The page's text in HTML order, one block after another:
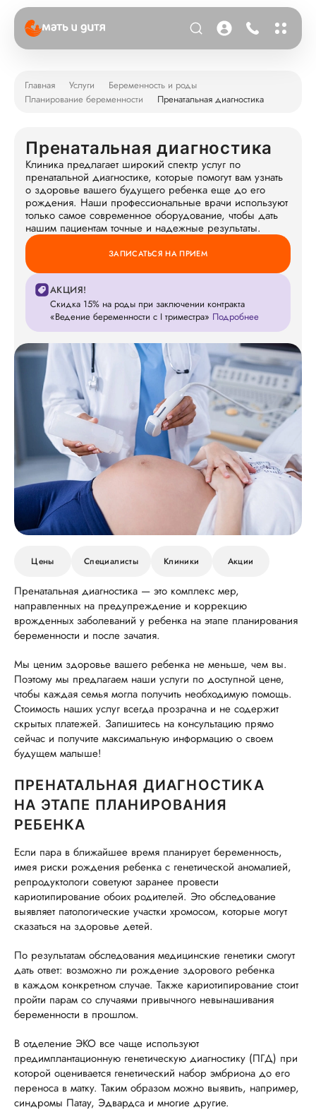
Главная Услуги
Беременность и роды
Планирование беременности
Пренатальная диагностика
Пренатальная диагностика
Клиника предлагает широкий спектр услуг по
пренатальной диагностике, которые помогут вам узнать
о здоровье вашего будущего ребенка еще до его
рождения. Наши профессиональные врачи используют
только самое современное оборудование, чтобы дать
нашим пациентам точные и надежные результаты.
ЗАПИСАТЬСЯ НА ПРИЕМ
АКЦИЯ!
Скидка 15% на роды при заключении контракта
«Ведение беременности с I триместра» Подробнее
Цены Специалисты Клиники Акции
Пренатальная диагностика — это комплекс мер,
направленных на предупреждение и коррекцию
врожденных заболеваний у ребенка на этапе планирования
беременности и после зачатия.
Мы ценим здоровье вашего ребенка не меньше, чем вы.
Поэтому мы предлагаем наши услуги по доступной цене,
чтобы каждая семья могла получить необходимую помощь.
Стоимость наших услуг всегда прозрачна и не содержит
скрытых платежей. Запишитесь на консультацию прямо
сейчас и получите максимальную информацию о своем
будущем малыше!
ПРЕНАТАЛЬНАЯ ДИАГНОСТИКА
НА ЭТАПЕ ПЛАНИРОВАНИЯ
РЕБЕНКА
Если пара в ближайшее время планирует беременность,
имея риски рождения ребенка с генетической аномалией,
репродуктологи советуют заранее провести
кариотипирование обоих родителей. Это обследование
выявляет патологические участки хромосом, которые могут
сказаться на здоровье детей.
По результатам обследования медицинские генетики смогут
дать ответ: возможно ли рождение здорового ребенка
в каждом конкретном случае. Также кариотипирование стоит
пройти парам со случаями привычного невынашивания
беременности в прошлом.
В отделение ЭКО все чаще используют
предимплантационную генетическую диагностику (ПГД) при
которой оценивается генетический набор эмбриона до его
переноса в матку. Таким образом можно выявить, например,
синдромы Патау, Эдвардса и многие другие.